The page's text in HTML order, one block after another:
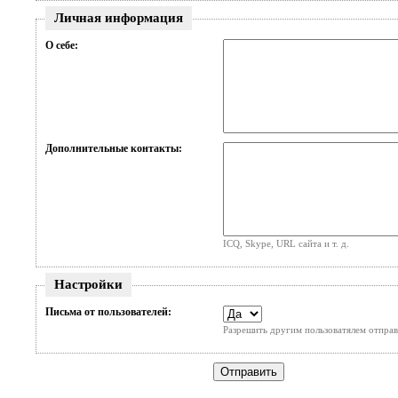
Личная информация
О себе:
Дополнительные контакты:
ICQ, Skype, URL сайта и т. д.
Настройки
Письма от пользователей:
Разрешить другим пользоватялем